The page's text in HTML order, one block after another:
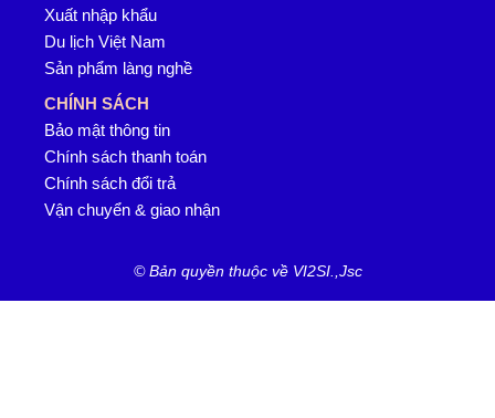
Xuất nhập khẩu
Du lịch Việt Nam
Sản phẩm làng nghề
CHÍNH SÁCH
Bảo mật thông tin
Chính sách thanh toán
Chính sách đổi trả
Vận chuyển & giao nhận
© Bản quyền thuộc về VI2SI.,Jsc